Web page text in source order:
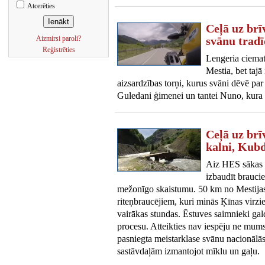
Atcerēties
Aizmirsi paroli?
Reģistrēties
Ceļā uz
svānu
Lengeria
Mestia, bet
aizsardzības torņi, kurus svāni dēvē
Guledani ģimenei un tantei Nuno,
Ceļā uz
kalni,
Aiz HES sākas
izbaudīt
mežonīgo skaistumu. 50 km no
riteņbraucējiem, kuri minās Ķīnas
vairākas stundas. Ēstuves saimnieki
procesu. Atteikties nav iespēju ne
pasniegta meistarklase svānu
sastāvdaļām izmantojot mīklu un gaļu.